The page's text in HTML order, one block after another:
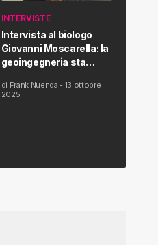
INTERVISTE
Intervista al biologo
Giovanni Moscarella: la
geoingegneria sta
salute dell’uomo
di Frank Nuenda - 13 ottobre
2025